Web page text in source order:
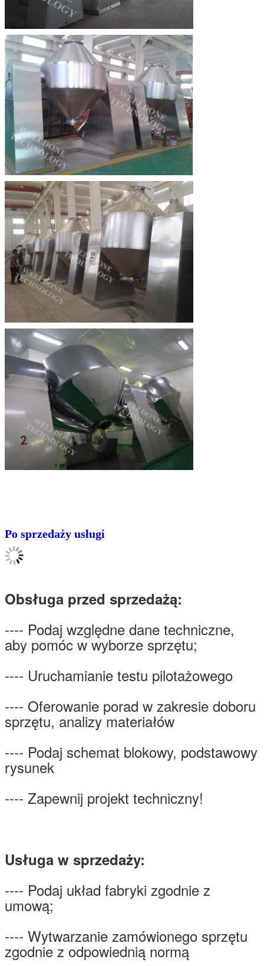
Zostaw wiadomość
Oddzwonimy wkrótce!
Zatwierdź
Po sprzedaży usługi
Obsługa przed sprzedażą:
---- Podaj względne dane techniczne,
aby pomóc w wyborze sprzętu;
---- Uruchamianie testu pilotażowego
---- Oferowanie porad w zakresie doboru
sprzętu, analizy materiałów
---- Podaj schemat blokowy, podstawowy
rysunek
---- Zapewnij projekt techniczny!
Usługa w sprzedaży:
---- Podaj układ fabryki zgodnie z
umową;
---- Wytwarzanie zamówionego sprzętu
zgodnie z odpowiednią normą